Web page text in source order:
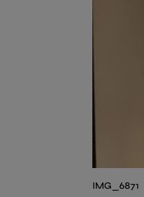
IMG_6871